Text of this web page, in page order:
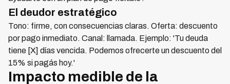
El deudor estratégico
Tono: firme, con consecuencias claras. Oferta: descuento
por pago inmediato. Canal: llamada. Ejemplo: 'Tu deuda
tiene [X] días vencida. Podemos ofrecerte un descuento del
15% si pagás hoy.'
Impacto medible de la